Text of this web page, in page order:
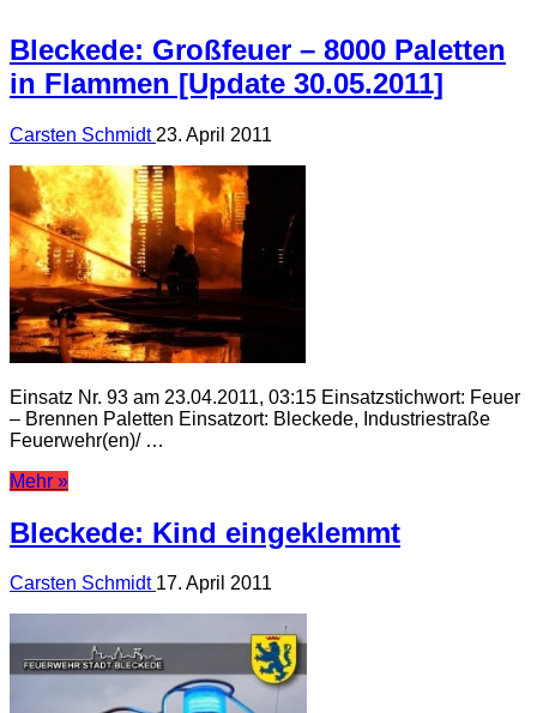
Bleckede: Großfeuer – 8000 Paletten
in Flammen [Update 30.05.2011]
Carsten Schmidt 23. April 2011
Einsatz Nr. 93 am 23.04.2011, 03:15 Einsatzstichwort: Feuer
– Brennen Paletten Einsatzort: Bleckede, Industriestraße
Feuerwehr(en)/ …
Mehr »
Bleckede: Kind eingeklemmt
Carsten Schmidt 17. April 2011